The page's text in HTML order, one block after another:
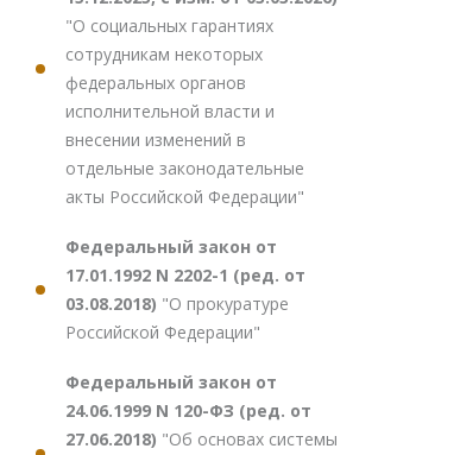
"О социальных гарантиях
сотрудникам некоторых
федеральных органов
исполнительной власти и
внесении изменений в
отдельные законодательные
акты Российской Федерации"
Федеральный закон от
17.01.1992 N 2202-1 (ред. от
03.08.2018) "О прокуратуре
Российской Федерации"
Федеральный закон от
24.06.1999 N 120-ФЗ (ред. от
27.06.2018) "Об основах системы